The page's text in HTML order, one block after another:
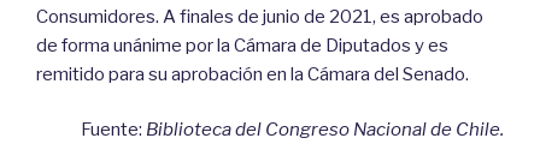
Consumidores. A finales de junio de 2021, es aprobado
de forma unánime por la Cámara de Diputados y es
remitido para su aprobación en la Cámara del Senado.
Fuente: Biblioteca del Congreso Nacional de Chile.